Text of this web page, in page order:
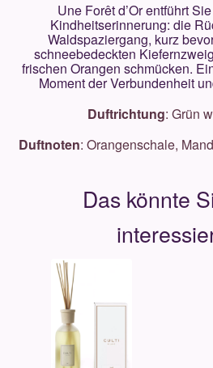
Une Forêt d’Or entführt
Kindheitserinnerung: die
Waldspaziergang, kurz
schneebedeckten
frischen Orangen schmücken.
Moment der Verbundenheit
Duftrichtung: Grün
Duftnoten: Orangenschale,